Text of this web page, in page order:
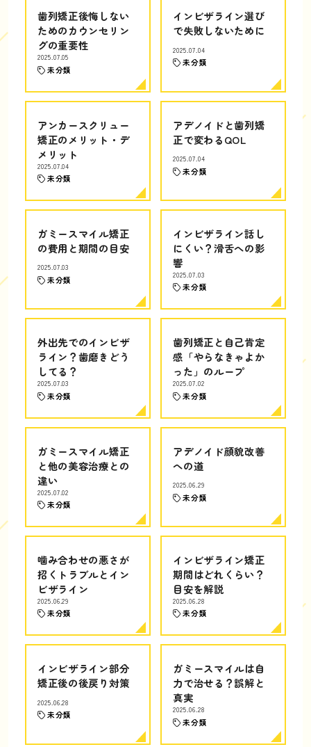
歯列矯正後悔しない
ためのカウンセリン
グの重要性
2025.07.05
未分類
インビザライン選び
で失敗しないために
2025.07.04
未分類
アンカースクリュー
矯正のメリット・デ
メリット
2025.07.04
未分類
アデノイドと歯列矯
正で変わるQOL
2025.07.04
未分類
ガミースマイル矯正
の費用と期間の目安
2025.07.03
未分類
インビザライン話し
にくい？滑舌への影
響
2025.07.03
未分類
外出先でのインビザ
ライン？歯磨きどう
してる？
2025.07.03
未分類
歯列矯正と自己肯定
感「やらなきゃよか
った」のループ
2025.07.02
未分類
ガミースマイル矯正
と他の美容治療との
違い
2025.07.02
未分類
アデノイド顔貌改善
への道
2025.06.29
未分類
噛み合わせの悪さが
招くトラブルとイン
ビザライン
2025.06.29
未分類
インビザライン矯正
期間はどれくらい？
目安を解説
2025.06.28
未分類
インビザライン部分
矯正後の後戻り対策
2025.06.28
未分類
ガミースマイルは自
力で治せる？誤解と
真実
2025.06.28
未分類